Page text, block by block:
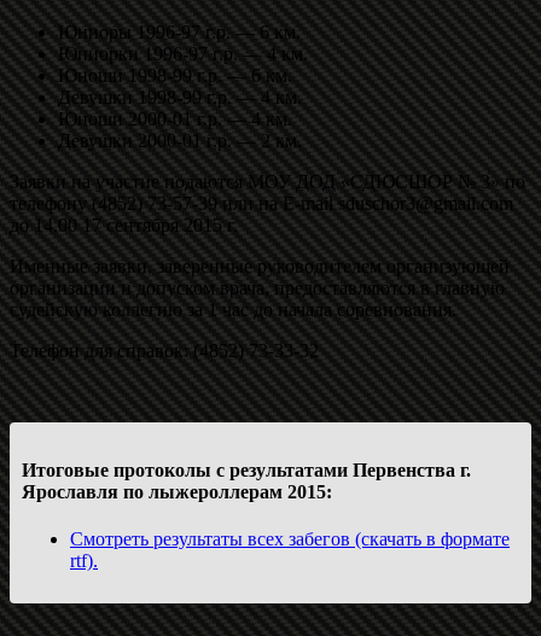
Юниоры 1996-97 г.р. — 6 км.
Юниорки 1996-97 г.р. — 4 км.
Юноши 1998-99 г.р. — 6 км.
Девушки 1998-99 г.р. — 4 км.
Юноши 2000-01 г.р. — 4 км.
Девушки 2000-01 г.р. — 2 км.
Заявки на участие подаются МОУ ДОД «СДЮСШОР № 3» по
телефону (4852) 73-57-39 или на E-mail sduschor3@gmail.com
до 14.00 17 сентября 2015 г.
Именные заявки, заверенные руководителем организующей
организации и допуском врача, предоставляются в главную
судейскую коллегию за 1 час до начала соревнования.
Телефон для справок: (4852) 73-33-32
Итоговые протоколы с результатами Первенства г.
Ярославля по лыжероллерам 2015:
Смотреть результаты всех забегов (скачать в формате
rtf).